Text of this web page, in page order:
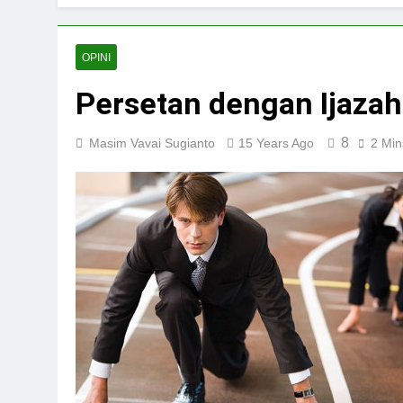
OPINI
Persetan dengan
Masim Vavai Sugianto 15 Years Ago 8 2